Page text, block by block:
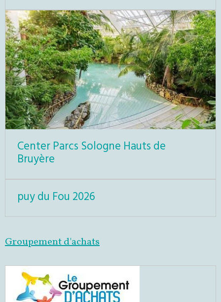
Center Parcs Sologne Hauts de
Bruyère
puy du Fou 2026
Groupement d'achats